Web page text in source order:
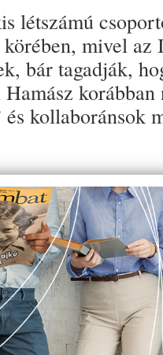
létszámú
körében, mivel
bár tagadják,
kollaboránsok